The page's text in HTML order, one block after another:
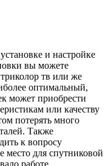
и настройке
вы можете
тв или же
оптимальный,
может приобрести
или качеству
потерять много
Также
к вопросу
место для спутниковой
работе,